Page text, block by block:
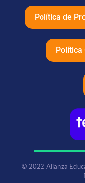
Política de
Política
© 2022 Alianza